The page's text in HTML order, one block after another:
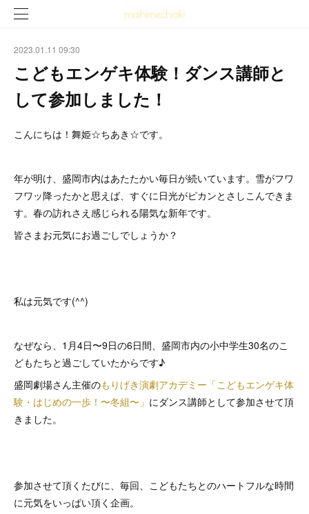
2023.01.11 09:30
こどもエンゲキ体験！ダンス講師と
して参加しました！
こんにちは！舞姫☆ちあき☆です。
年が明け、盛岡市内はあたたかい毎日が続いています。雪がフワ
フワッ降ったかと思えば、すぐに日光がピカンとさしこんできま
す。春の訪れさえ感じられる陽気な新年です。
皆さまお元気にお過ごしでしょうか？
私は元気です(^^)
なぜなら、1月4日〜9日の6日間、盛岡市内の小中学生30名のこ
どもたちと過ごしていたからです♪
盛岡劇場さん主催のもりげき演劇アカデミー「こどもエンゲキ体
験・はじめの一歩！〜冬組〜」 にダンス講師として参加させて頂
きました。
参加させて頂くたびに、毎回、こどもたちとのハートフルな時間
に元気をいっぱい頂く企画。